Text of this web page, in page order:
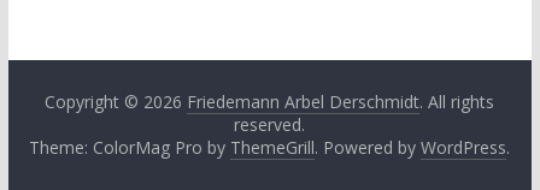
Copyright © 2026 Friedemann Arbel Derschmidt. All rights
reserved.
Theme: ColorMag Pro by ThemeGrill. Powered byWordPress.